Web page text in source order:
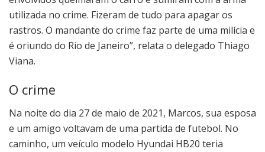
utilizada no crime. Fizeram de tudo para apagar os
rastros. O mandante do crime faz parte de uma milícia e
é oriundo do Rio de Janeiro”, relata o delegado Thiago
Viana.
O crime
Na noite do dia 27 de maio de 2021, Marcos, sua esposa
e um amigo voltavam de uma partida de futebol. No
caminho, um veículo modelo Hyundai HB20 teria